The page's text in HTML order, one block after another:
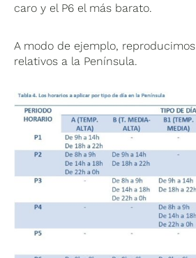
caro y el P6 el más barato.
A modo de ejemplo,
relativos a la Península.